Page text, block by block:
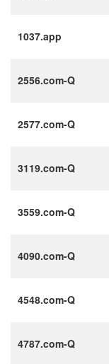
1037.app
2556.com-Q
2577.com-Q
3119.com-Q
3559.com-Q
4090.com-Q
4548.com-Q
4787.com-Q